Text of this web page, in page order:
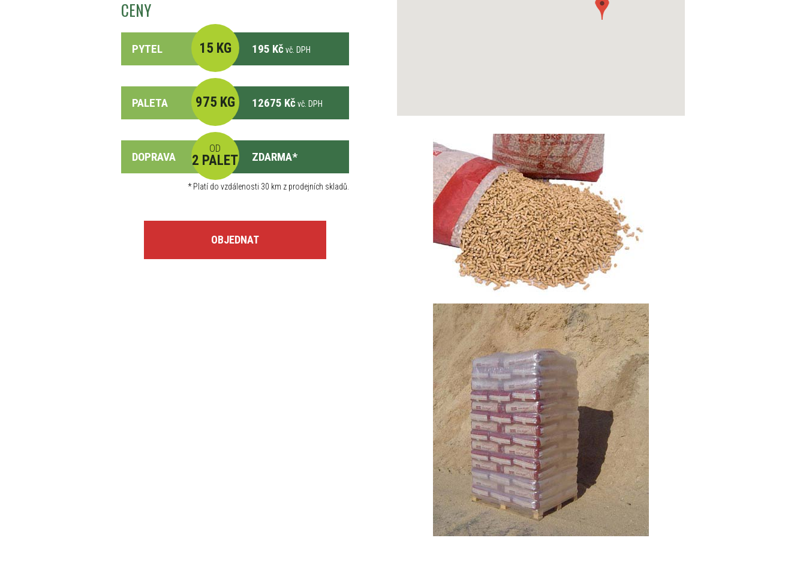
CENY
PYTEL 15 KG 195 Kč vč. DPH
PALETA 975 KG 12675 Kč vč. DPH
DOPRAVA
OD
2 PALET ZDARMA*
*Platí do vzdálenosti 30 km z prodejních skladů.
OBJEDNAT